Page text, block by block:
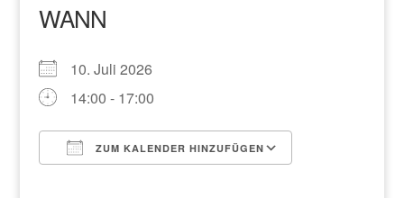
WANN
10. Juli 2026
14:00 - 17:00
ZUM KALENDER HINZUFÜGEN